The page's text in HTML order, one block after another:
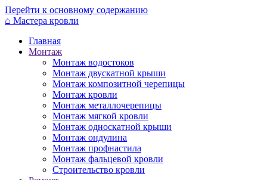
Перейти к основному содержанию
⌂ Мастера кровли
Главная
Монтаж
Монтаж водостоков
Монтаж двускатной крыши
Монтаж композитной черепицы
Монтаж кровли
Монтаж металлочерепицы
Монтаж мягкой кровли
Монтаж односкатной крыши
Монтаж ондулина
Монтаж профнастила
Монтаж фальцевой кровли
Строительство кровли